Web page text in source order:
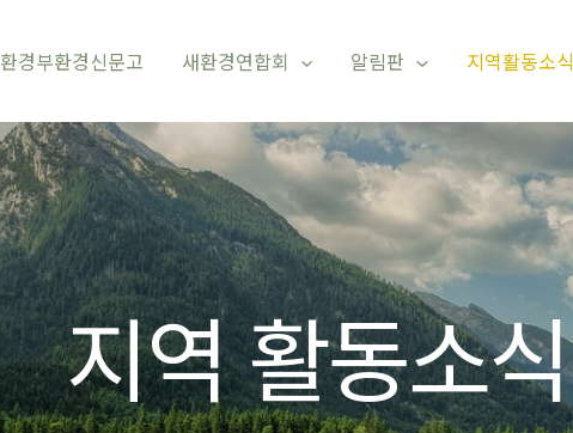
환경부환경신문고 새환경연합회 알림판 지역활동소식
지역 활동소식